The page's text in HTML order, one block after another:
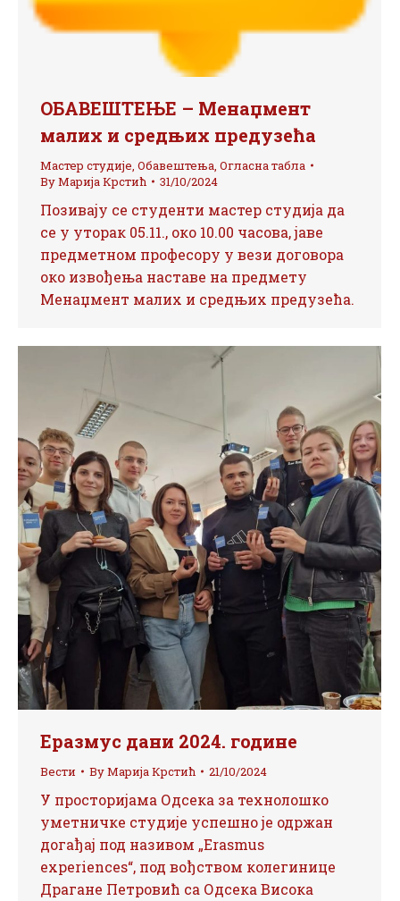
ОБАВЕШТЕЊЕ – Менаџмент
малих и средњих предузећа
Мастер студије, Обавештења, Огласна табла
ByМарија Крстић 31/10/2024
Позивају се студенти мастер студија да
се у уторак 05.11., око 10.00 часова, јаве
предметном професору у вези договора
око извођења наставе на предмету
Менаџмент малих и средњих предузећа.
Еразмус дани 2024. године
Вести ByМарија Крстић 21/10/2024
У просторијама Одсека за технолошко
уметничке студије успешно је одржан
догађај под називом „Erasmus
experiences“, под вођством колегинице
Драгане Петровић са Одсека Висока